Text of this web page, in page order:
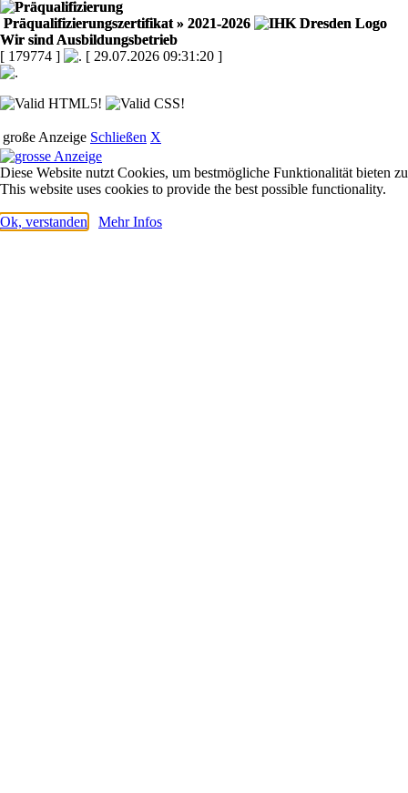
Präqualifizierungszertifikat » 2021-2026
Wir sind Ausbildungsbetrieb
[ 179774 ]
[ 29.07.2026 09:31:20 ]
große Anzeige Schließen X
Diese Website nutzt Cookies, um bestmögliche Funktionalität bieten
This website uses cookies to provide the best possible functionality.
Ok, verstanden Mehr Infos